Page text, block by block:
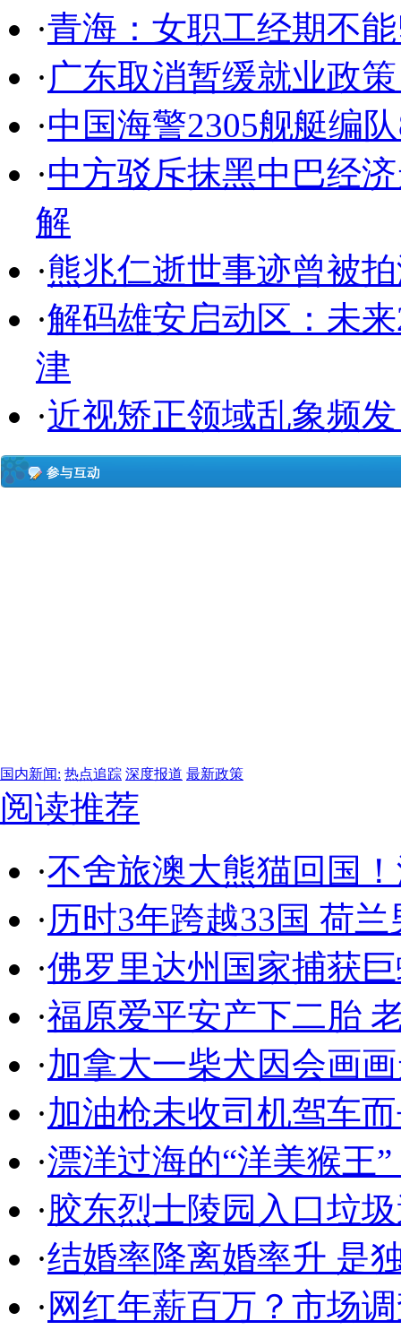
·青海：女职工经期不
·广东取消暂缓就业政
·中国海警2305舰艇编
·中方驳斥抹黑中巴经
解
·熊兆仁逝世事迹曾被
·解码雄安启动区：未
津
·近视矫正领域乱象频
国内新闻: 热点追踪 深度报道 最新政策
阅读推荐
·不舍旅澳大熊猫回国
·历时3年跨越33国 荷
·佛罗里达州国家捕获
·福原爱平安产下二胎
·加拿大一柴犬因会画
·加油枪未收司机驾车
·漂洋过海的“洋美猴王
·胶东烈士陵园入口垃
·结婚率降离婚率升 是
· 网红年薪百万？市场